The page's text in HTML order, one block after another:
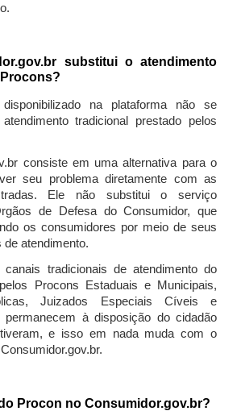
substitui o atendimento
na plataforma não se
tradicional prestado pelos
consiste em uma alternativa para o
seu problema diretamente com as
Ele não substitui o serviço
de Defesa do Consumidor, que
os consumidores por meio de seus
atendimento.
tradicionais de atendimento do
Procons Estaduais e Municipais,
Juizados Especiais Cíveis e
permanecem à disposição do cidadão
e isso em nada muda com o
Procon no Consumidor.gov.br?